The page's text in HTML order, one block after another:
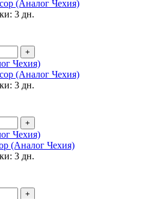
(Аналог Чехия)
3 дн.
+
(Аналог Чехия)
3 дн.
+
(Аналог Чехия)
3 дн.
+